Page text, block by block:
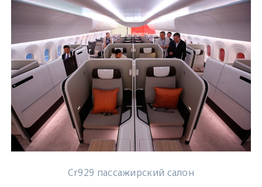
Cr929 пассажирский салон